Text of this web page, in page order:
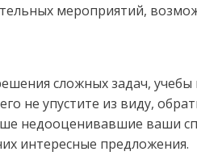
мероприятий,
сложных задач, учебы
не упустите из виду,
недооценивавшие ваши
интересные предложения.